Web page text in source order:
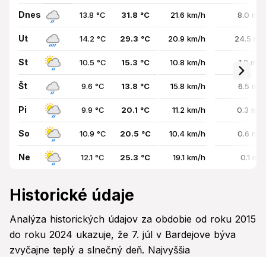
Dnes 13.8 °C 31.8 °C 21.6 km/h 8.0
Ut 14.2 °C 29.3 °C 20.9 km/h 24.5
St 10.5 °C 15.3 °C 10.8 km/h 1.2
Št 9.6 °C 13.8 °C 15.8 km/h 6.5
Pi 9.9 °C 20.1 °C 11.2 km/h 0.3
So 10.9 °C 20.5 °C 10.4 km/h 0.6
Ne 12.1 °C 25.3 °C 19.1 km/h 0.1
Historické údaje
Analýza historických údajov za obdobie od roku 2015
do roku 2024 ukazuje, že 7. júl v Bardejove býva
zvyčajne teplý a slnečný deň. Najvyššia